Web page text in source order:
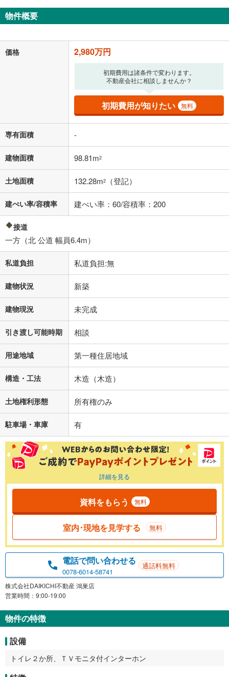
ボーナス払いの限度額は金融機関によって異なります。
閉じる
月々の返済額
上、ご自身での入力をお願いいたします。初期設定で自動入力されてい
る値は、実際の金融機関等における貸出金利とは何ら関係がなく、実際
の金融機関等における貸出金利を何ら保証するものではありません。返
済方法「元利均等返済」にて算出しております。入力された金利を35年
適用した場合の計算結果を表示しています。
その他月額費用や、初期費用がかかります。ご注意ください。実際にお
借り入れの際は各金融機関等に、必ずご自身でご確認をお願いいたしま
す。
条件によってお借り入れができないことがあります。
不動産会社に購入相談をする
閉じる
物件概要
価格 2,980万円
初期費用は諸条件で変わります。
不動産会社に相談しませんか？
初期費用が知りたい 無料
専有面積 -
建物面積 98.81m2
土地面積 132.28m2 （登記）
建ぺい率/容積率 建ぺい率：60/容積率：200
接道
一方（北 公道 幅員6.4m）
私道負担 私道負担:無
建物状況 新築
建物現況 未完成
引き渡し可能時期 相談
用途地域 第一種住居地域
構造・工法 木造（木造）
土地権利形態 所有権のみ
駐車場・車庫 有
詳細を見る
資料をもらう 無料
室内･現地を見学する 無料
電話で問い合わせる
0078-6014-58741
通話料無料
株式会社DAIKICHI不動産 鴻巣店
営業時間：9:00-19:00
物件の特徴
設備
トイレ２か所、ＴＶモニタ付インターホン